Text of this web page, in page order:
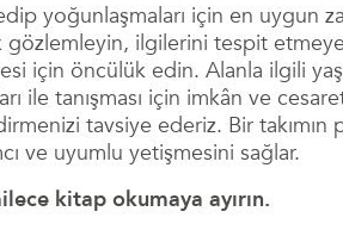
yoğunlaşmaları için en uygun
gözlemleyin, ilgilerini tespit
için öncülük edin. Alanla ilgili
ile tanışması için imkân ve
tavsiye ederiz. Bir takımın
ve uyumlu yetişmesini sağlar.
kitap okumaya ayırın.